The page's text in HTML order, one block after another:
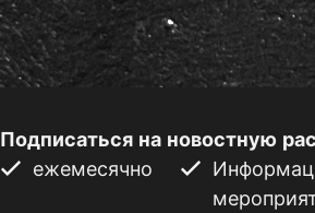
Подписаться на новостную
ежемесячно